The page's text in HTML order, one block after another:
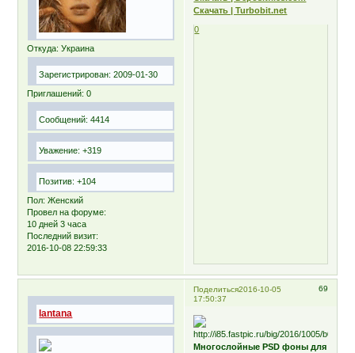
Откуда: Украина
Зарегистрирован: 2009-01-30
Приглашений: 0
Сообщений: 4414
Уважение: +319
Позитив: +104
Пол: Женский
Провел на форуме:
10 дней 3 часа
Последний визит:
2016-10-08 22:59:33
Скачать | Turbobit.net
0
Поделиться 69
2016-10-05
17:50:37
lantana
Многослойные PSD фоны для